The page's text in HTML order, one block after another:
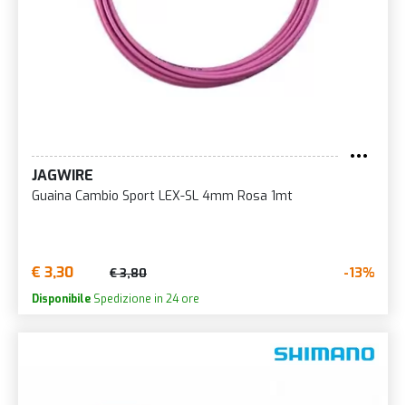
JAGWIRE
Guaina Cambio Sport LEX-SL 4mm Rosa 1mt
€ 3,30 € 3,80 -13%
Disponibile Spedizione in 24 ore